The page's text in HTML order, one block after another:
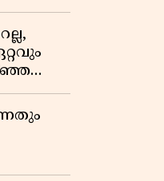
ഒരു
വിജയൻ